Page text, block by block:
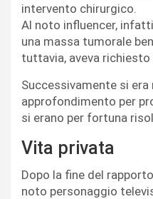
intervento chirurgico.
Al noto influencer,
una massa tumorale
tuttavia, aveva
Successivamente si
approfondimento per
si erano per fortuna
Vita privata
Dopo la fine del
noto personaggio